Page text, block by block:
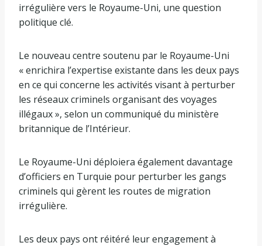
irrégulière vers le Royaume-Uni, une question
politique clé.
Le nouveau centre soutenu par le Royaume-Uni
« enrichira l’expertise existante dans les deux pays
en ce qui concerne les activités visant à perturber
les réseaux criminels organisant des voyages
illégaux », selon un communiqué du ministère
britannique de l’Intérieur.
Le Royaume-Uni déploiera également davantage
d’officiers en Turquie pour perturber les gangs
criminels qui gèrent les routes de migration
irrégulière.
Les deux pays ont réitéré leur engagement à